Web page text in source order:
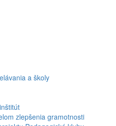
a školy
zlepšenia gramotnosti